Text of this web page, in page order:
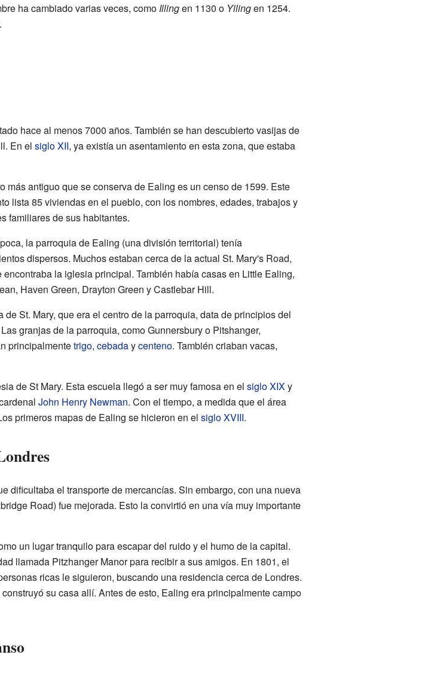
ha cambiado varias veces, como Illingen 1130 o Yllingen 1254.
hace al menos 7000 años. También se han descubierto vasijas de
En el siglo XII, ya existía un asentamiento en esta zona, que estaba
más antiguo que se conserva de Ealing es un censo de 1599. Este
lista 85 viviendas en el pueblo, con los nombres, edades, trabajos y
familiares de sus habitantes.
la parroquia de Ealing (una división territorial) tenía
dispersos. Muchos estaban cerca de la actual St. Mary's Road,
encontraba la iglesia principal. También había casas en Little Ealing,
Haven Green, Drayton Green y Castlebar Hill.
de St. Mary, que era el centro de la parroquia, data de principios del
granjas de la parroquia, como Gunnersbury o Pitshanger,
principalmentetrigo, cebadaycenteno. También criaban vacas,
de St Mary. Esta escuela llegó a ser muy famosa en el siglo XIXy
John Henry Newman. Con el tiempo, a medida que el área
primeros mapas de Ealing se hicieron en el siglo XVIII.
dificultaba el transporte de mercancías. Sin embargo, con una nueva
Road) fue mejorada. Esto la convirtió en una vía muy importante
un lugar tranquilo para escapar del ruido y el humo de la capital.
llamada Pitzhanger Manor para recibir a sus amigos. En 1801, el
ricas le siguieron, buscando una residencia cerca de Londres.
construyó su casa allí. Antes de esto, Ealing era principalmente campo